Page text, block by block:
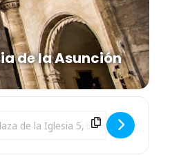
de la Asunción
Address - Visita guiada por el